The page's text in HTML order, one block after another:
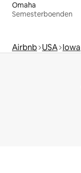
Omaha
Semesterboenden
Airbnb USA Iowa